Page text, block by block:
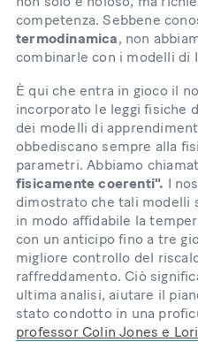
competenza. Sebbene
termodinamica, non
combinarle con i modelli di
È qui che entra in gioco il
incorporato le leggi fisiche
dei modelli di
obbediscano sempre alla
parametri. Abbiamo
fisicamente coerenti". I
dimostrato che tali modelli
in modo affidabile la
con un anticipo fino a tre
migliore controllo del
raffreddamento. Ciò
ultima analisi, aiutare il
stato condotto in una
professor Colin Jones e